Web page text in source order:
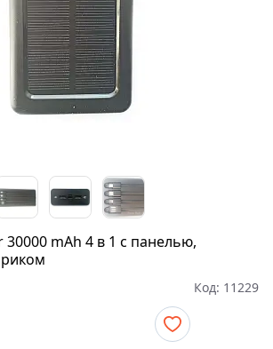
mAh 4 в 1 с панелью,
Код: 11229